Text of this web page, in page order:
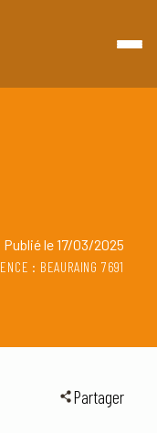
Publié le 17/03/2025
: BEAURAING 7691
Partager